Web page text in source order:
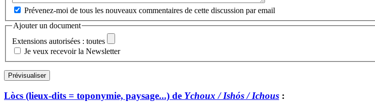
Prévenez-moi de tous les nouveaux commentaires de cette discussion par email
Ajouter un document
Extensions autorisées : toutes
Je veux recevoir la Newsletter
Lòcs (lieux-dits = toponymie, paysage...) de Ychoux / Ishós / Ichous :